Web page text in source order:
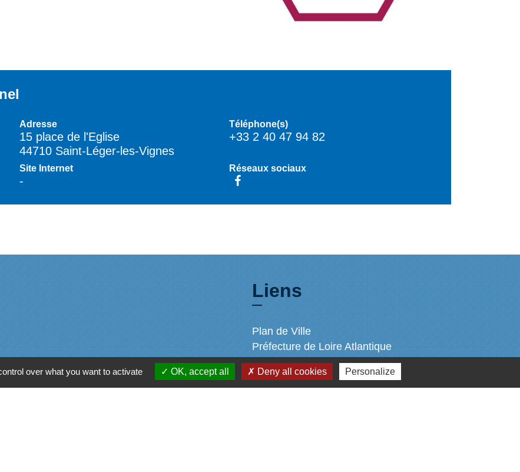
Adresse
15 place de l'Eglise
44710 Saint-Léger-les-Vignes
Téléphone(s)
+33 2 40 47 94 82
Site Internet
-
Réseaux sociaux
Liens
Plan de Ville
Préfecture de Loire Atlantique
Région Pays de la Loire
Département de Loire Atlantique
over what you want to activate OK, accept all Deny all cookies Personalize